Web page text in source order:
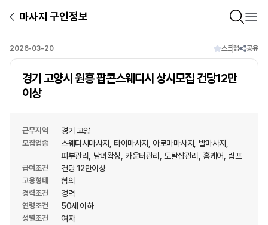
마사지 구인정보
2026-03-20 스크랩 공유
경기 고양시 원흥 팝콘스웨디시 상시모집 건당12만
이상
근무지역 경기 고양
모집업종 스웨디시마사지 타이마사지 아로마마사지
발마사지
피부관리
남녀왁싱 카운터관리 토탈샵관리 홈케어 림프
급여조건 건당 12만이상
고용형태 협의
경력조건 경력
연령조건 50세 이하
성별조건 여자